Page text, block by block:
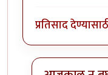
प्रतिसाद